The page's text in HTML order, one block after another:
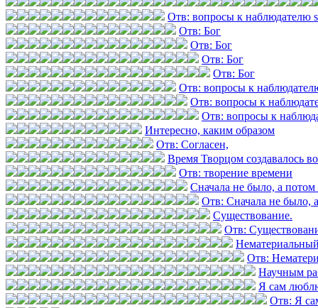
Отв: вопросы к наблюдателю
Отв: Бог
Отв: Бог
Отв: Бог
Отв: Бог
Отв: вопросы к
Отв: вопросы к
Отв: вопросы к
Интересно, каким образом
Отв: Согласен,
Время Творцом создавалось
Отв: творение времени
Сначала не было, а потом
Отв: Сначала не было,
Существование.
Отв:
Отв:
Научным
Я сам
Отв: Я